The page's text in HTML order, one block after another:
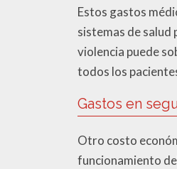
Estos gastos
sistemas de salud
violencia puede
todos los
Gastos en
Otro costo
funcionamiento